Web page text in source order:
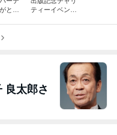
とう
ティーイベント
良太郎さ